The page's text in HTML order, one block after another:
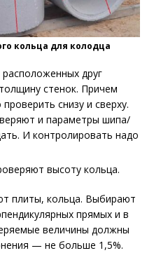
кольца для колодца
друг
стенок. Причем
снизу и сверху.
и параметры шипа/
И контролировать надо
высоту кольца.
плиты, кольца. Выбирают
прямых и в
величины должны
— не больше 1,5%.